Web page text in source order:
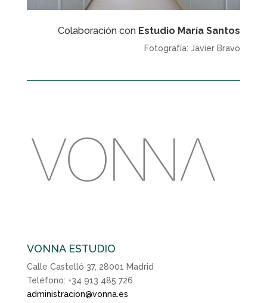
Colaboración con Estudio María Santos
Fotografía: Javier Bravo
VONNA ESTUDIO
Calle Castelló 37, 28001 Madrid
Teléfono: +34 913 485 726
administracion@vonna.es